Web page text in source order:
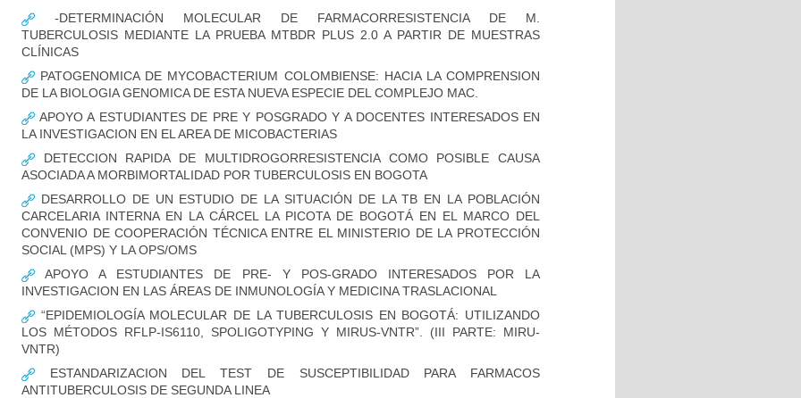
-DETERMINACIÓN MOLECULAR DE FARMACORRESISTENCIA DE M.
TUBERCULOSIS MEDIANTE LA PRUEBA MTBDR PLUS 2.0 A PARTIR DE MUESTRAS
CLÍNICAS
PATOGENOMICA DE MYCOBACTERIUM COLOMBIENSE: HACIA LA COMPRENSION
DE LA BIOLOGIA GENOMICA DE ESTA NUEVA ESPECIE DEL COMPLEJO MAC.
APOYO A ESTUDIANTES DE PRE Y POSGRADO Y A DOCENTES INTERESADOS EN
LA INVESTIGACION EN EL AREA DE MICOBACTERIAS
DETECCION RAPIDA DE MULTIDROGORRESISTENCIA COMO POSIBLE CAUSA
ASOCIADA A MORBIMORTALIDAD POR TUBERCULOSIS EN BOGOTA
DESARROLLO DE UN ESTUDIO DE LA SITUACIÓN DE LA TB EN LA POBLACIÓN
CARCELARIA INTERNA EN LA CÁRCEL LA PICOTA DE BOGOTÁ EN EL MARCO DEL
CONVENIO DE COOPERACIÓN TÉCNICA ENTRE EL MINISTERIO DE LA PROTECCIÓN
SOCIAL (MPS) Y LA OPS/OMS
APOYO A ESTUDIANTES DE PRE- Y POS-GRADO INTERESADOS POR LA
INVESTIGACION EN LAS ÁREAS DE INMUNOLOGÍA Y MEDICINA TRASLACIONAL
“EPIDEMIOLOGÍA MOLECULAR DE LA TUBERCULOSIS EN BOGOTÁ: UTILIZANDO
LOS MÉTODOS RFLP-IS6110, SPOLIGOTYPING Y MIRUS-VNTR”. (III PARTE: MIRU-
VNTR)
ESTANDARIZACION DEL TEST DE SUSCEPTIBILIDAD PARA FARMACOS
ANTITUBERCULOSIS DE SEGUNDA LINEA